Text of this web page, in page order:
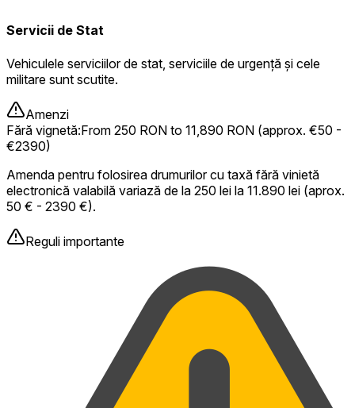
Servicii de Stat
Vehiculele serviciilor de stat, serviciile de urgență și cele
militare sunt scutite.
Amenzi
Fără vignetă:From 250 RON to 11,890 RON (approx. €50 -
€2390)
Amenda pentru folosirea drumurilor cu taxă fără vinietă
electronică valabilă variază de la 250 lei la 11.890 lei (aprox.
50 € - 2390 €).
Reguli importante